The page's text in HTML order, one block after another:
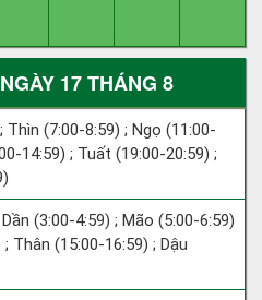
17 THÁNG 8
Thìn (7:00-8:59) ; Ngọ (11:00-
14:59) ; Tuất (19:00-20:59) ;
(3:00-4:59) ; Mão (5:00-6:59)
Thân (15:00-16:59) ; Dậu